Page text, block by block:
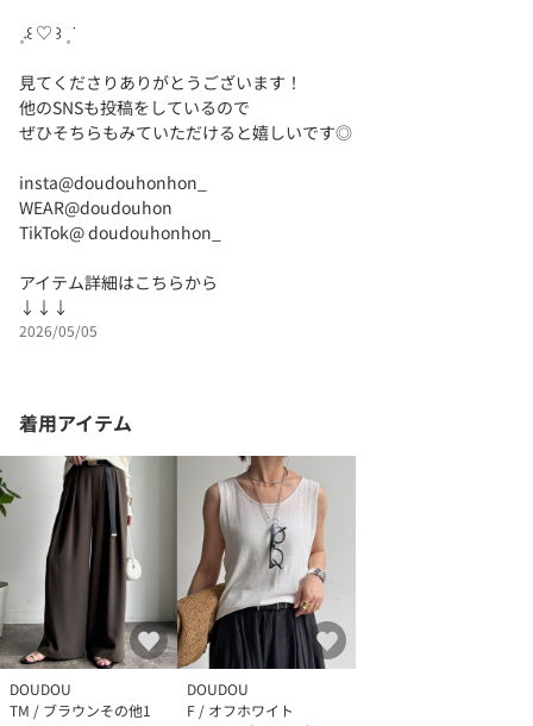
۪ 𝅄 ꒰ ♡ ꒱ ۪ ݁
見てくださりありがとうございます！
他のSNSも投稿をしているので
ぜひそちらもみていただけると嬉しいです◎
insta@doudouhonhon_
WEAR@doudouhon
TikTok@ doudouhonhon_
アイテム詳細はこちらから
↓↓↓
2026/05/05
着用アイテム
DOUDOU
TM / ブラウンその他1
DOUDOU
F / オフホワイト